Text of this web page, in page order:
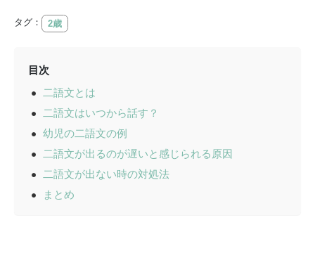
タグ： 2歳
目次
二語文とは
二語文はいつから話す？
幼児の二語文の例
二語文が出るのが遅いと感じられる原因
二語文が出ない時の対処法
まとめ